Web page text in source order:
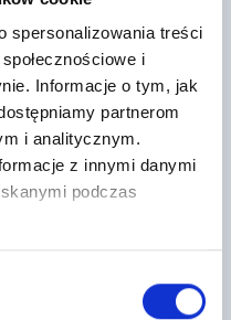
spersonalizowania treści
i
Informacje o tym, jak
partnerom
i analitycznym.
z innymi danymi
podczas
Bloczek Termobet 2,5/500
590x240x239mm UZ
14
/ szt
Beton komórkowy Termobet®
charakteryzuje się doskonałymi